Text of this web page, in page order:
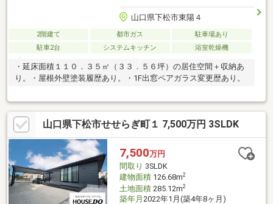
山口県下松市東陽４
2階建て 都市ガス
駐車場あり
駐車2台
システムキッチン 浴室乾燥機
・延床面積１１０．３５㎡（３３．５６坪）の居住空間＋収納あ
り。・屋根外壁塗装履歴あり。・1F出窓ペアガラス変更歴あり。
山口県下松市せせらぎ町１ 7,500万円 3SLDK
7,500万円
間取り 3SLDK
建物面積126.68m2
土地面積285.12m2
築年月 2022年1月(築4年8ヶ月)